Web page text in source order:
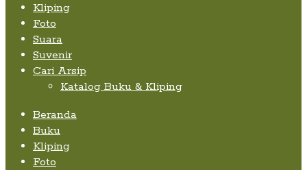
Kliping
Foto
Suara
Suvenir
Cari Arsip
Katalog Buku & Kliping
Beranda
Buku
Kliping
Foto